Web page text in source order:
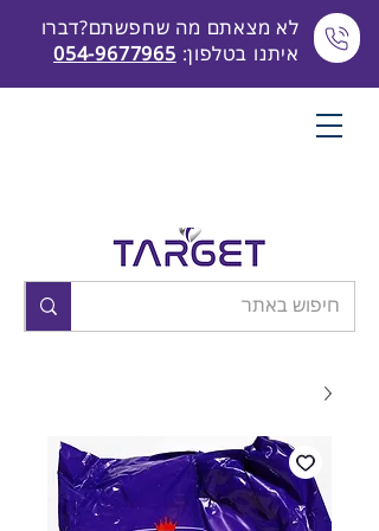
לא מצאתם מה שחפשתם?דברו
איתנו בטלפון: 054-9677965